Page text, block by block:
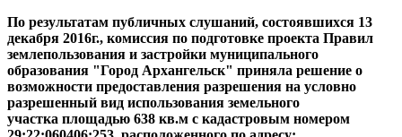
По результатам публичных слушаний, состоявшихся 13
декабря 2016г., комиссия по подготовке проекта Правил
землепользования и застройки муниципального
образования "Город Архангельск" приняла решение о
возможности предоставления разрешения на условно
разрешенный вид использования земельного
участка площадью 638 кв.м с кадастровым номером